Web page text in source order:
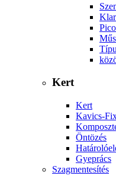
Kert
Kert
Kavics-
Öntözés
Gyeprács
Szagmentesítés